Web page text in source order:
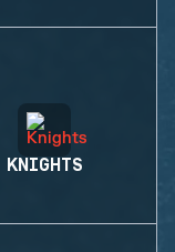
KNIGHTS